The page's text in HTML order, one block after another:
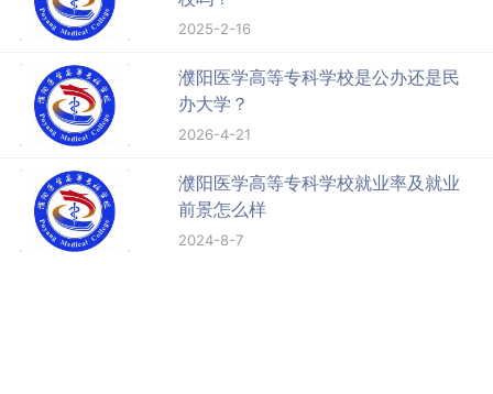
2025-2-16
濮阳医学高等专科学校是公办还是民
办大学？
2026-4-21
濮阳医学高等专科学校就业率及就业
前景怎么样
2024-8-7